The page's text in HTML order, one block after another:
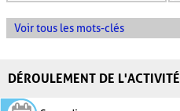
Voir tous les mots-clés
DÉROULEMENT DE L'ACTIVITÉ